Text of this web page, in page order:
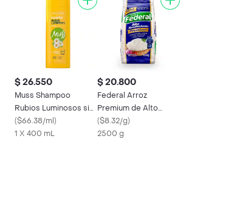
$ 26.550
Muss Shampoo
Rubios Luminosos sin
Sal
($66.38/ml)
1 X 400 mL
$ 20.800
Federal Arroz
Premium de Alto
Rendimiento
($8.32/g)
2500 g